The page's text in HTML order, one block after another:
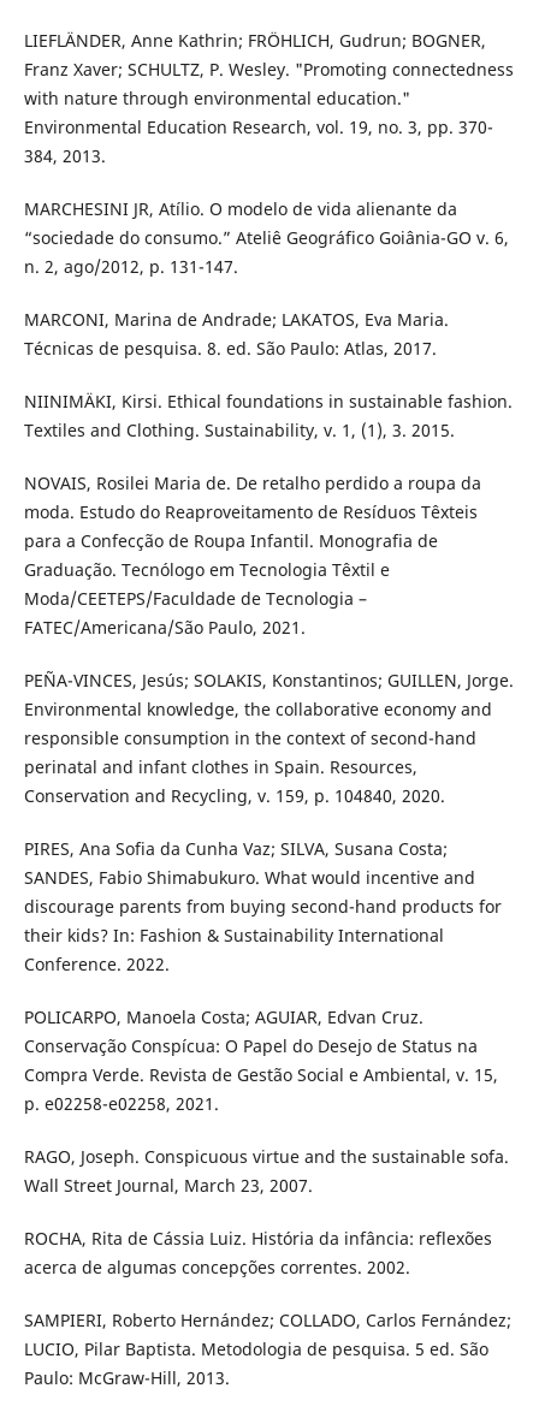
LIEFLÄNDER, Anne Kathrin; FRÖHLICH, Gudrun; BOGNER,
Franz Xaver; SCHULTZ, P. Wesley. "Promoting connectedness
with nature through environmental education."
Environmental Education Research, vol. 19, no. 3, pp. 370-
384, 2013.
MARCHESINI JR, Atílio. O modelo de vida alienante da
“sociedade do consumo.” Ateliê Geográfico Goiânia-GO v. 6,
n. 2, ago/2012, p. 131-147.
MARCONI, Marina de Andrade; LAKATOS, Eva Maria.
Técnicas de pesquisa. 8. ed. São Paulo: Atlas, 2017.
NIINIMÄKI, Kirsi. Ethical foundations in sustainable fashion.
Textiles and Clothing. Sustainability, v. 1, (1), 3. 2015.
NOVAIS, Rosilei Maria de. De retalho perdido a roupa da
moda. Estudo do Reaproveitamento de Resíduos Têxteis
para a Confecção de Roupa Infantil. Monografia de
Graduação. Tecnólogo em Tecnologia Têxtil e
Moda/CEETEPS/Faculdade de Tecnologia –
FATEC/Americana/São Paulo, 2021.
PEÑA-VINCES, Jesús; SOLAKIS, Konstantinos; GUILLEN, Jorge.
Environmental knowledge, the collaborative economy and
responsible consumption in the context of second-hand
perinatal and infant clothes in Spain. Resources,
Conservation and Recycling, v. 159, p. 104840, 2020.
PIRES, Ana Sofia da Cunha Vaz; SILVA, Susana Costa;
SANDES, Fabio Shimabukuro. What would incentive and
discourage parents from buying second-hand products for
their kids? In: Fashion & Sustainability International
Conference. 2022.
POLICARPO, Manoela Costa; AGUIAR, Edvan Cruz.
Conservação Conspícua: O Papel do Desejo de Status na
Compra Verde. Revista de Gestão Social e Ambiental, v. 15,
p. e02258-e02258, 2021.
RAGO, Joseph. Conspicuous virtue and the sustainable sofa.
Wall Street Journal, March 23, 2007.
ROCHA, Rita de Cássia Luiz. História da infância: reflexões
acerca de algumas concepções correntes. 2002.
SAMPIERI, Roberto Hernández; COLLADO, Carlos Fernández;
LUCIO, Pilar Baptista. Metodologia de pesquisa. 5 ed. São
Paulo: McGraw-Hill, 2013.